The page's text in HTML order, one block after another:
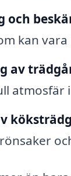
och
kan
av
atmosfär